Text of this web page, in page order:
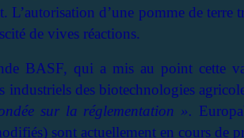
L’autorisation d’une pomme de
de vives réactions.
BASF, qui a mis au point cette
industriels des biotechnologies
sur la réglementation ».
sont actuellement en cours de